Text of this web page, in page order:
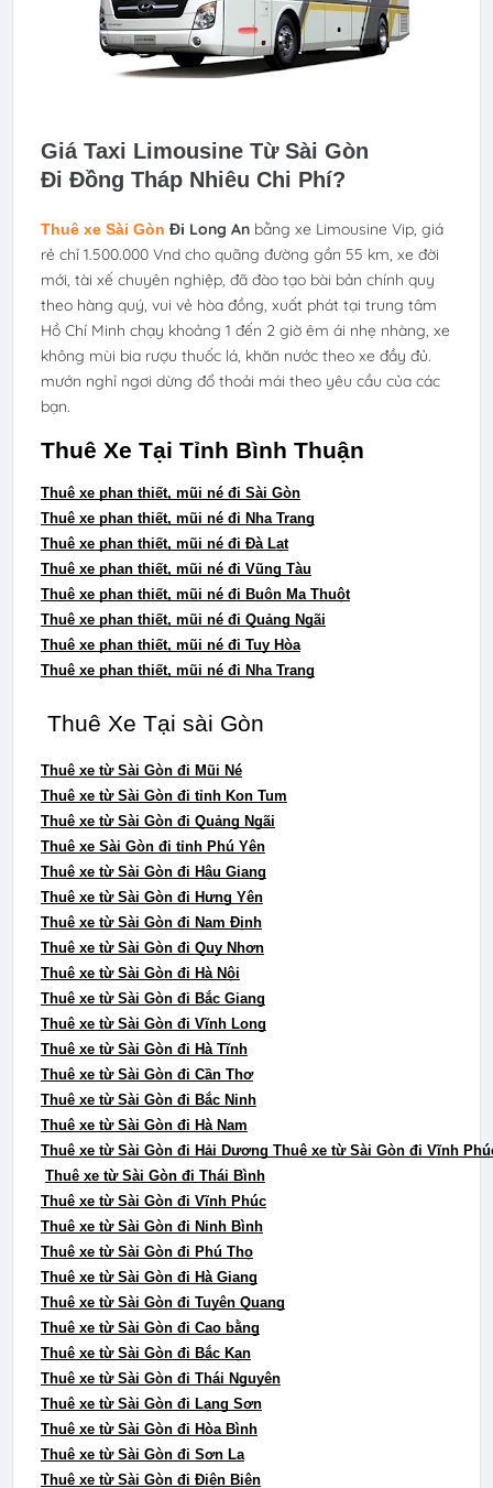
Giá Taxi Limousine Từ Sài Gòn
Đi Đồng Tháp Nhiêu Chi Phí?
Thuê xe Sài Gòn Đi Long Anbằng xe Limousine Vip, giá
rẻ chỉ 1.500.000 Vnd cho quãng đường gần 55 km, xe đời
mới, tài xế chuyên nghiệp, đã đào tạo bài bản chính quy
theo hàng quý, vui vẻ hòa đồng, xuất phát tại trung tâm
Hồ Chí Minh chạy khoảng 1 đến 2 giờ êm ái nhẹ nhàng, xe
không mùi bia rượu thuốc lá, khăn nước theo xe đầy đủ.
mướn nghỉ ngơi dừng đổ thoải mái theo yêu cầu của các
bạn.
Thuê Xe Tại Tỉnh Bình Thuận
Thuê xe phan thiết, mũi né đi Sài Gòn
Thuê xe phan thiết, mũi né đi Nha Trang
Thuê xe phan thiết, mũi né đi Đà Lạt
Thuê xe phan thiết, mũi né đi Vũng Tàu
Thuê xe phan thiết, mũi né đi Buôn Ma Thuột
Thuê xe phan thiết, mũi né đi Quảng Ngãi
Thuê xe phan thiết, mũi né đi Tuy Hòa
Thuê xe phan thiết, mũi né đi Nha Trang
Thuê Xe Tại sài Gòn
Thuê xe từ Sài Gòn đi Mũi Né
Thuê xe từ Sài Gòn đi tỉnh Kon Tum
Thuê xe từ Sài Gòn đi Quảng Ngãi
Thuê xe Sài Gòn đi tỉnh Phú Yên
Thuê xe từ Sài Gòn đi Hậu Giang
Thuê xe từ Sài Gòn đi Hưng Yên
Thuê xe từ Sài Gòn đi Nam Định
Thuê xe từ Sài Gòn đi Quy Nhơn
Thuê xe từ Sài Gòn đi Hà Nội
Thuê xe từ Sài Gòn đi Bắc Giang
Thuê xe từ Sài Gòn đi Vĩnh Long
Thuê xe từ Sài Gòn đi Hà Tĩnh
Thuê xe từ Sài Gòn đi Cần Thơ
Thuê xe từ Sài Gòn đi Bắc Ninh
Thuê xe từ Sài Gòn đi Hà Nam
Thuê xe từ Sài Gòn đi Hải Dương Thuê xe từ Sài Gòn đi Vĩnh
Thuê xe từ Sài Gòn đi Thái Bình
Thuê xe từ Sài Gòn đi Vĩnh Phúc
Thuê xe từ Sài Gòn đi Ninh Bình
Thuê xe từ Sài Gòn đi Phú Thọ
Thuê xe từ Sài Gòn đi Hà Giang
Thuê xe từ Sài Gòn đi Tuyên Quang
Thuê xe từ Sài Gòn đi Cao bằng
Thuê xe từ Sài Gòn đi Bắc Kạn
Thuê xe từ Sài Gòn đi Thái Nguyên
Thuê xe từ Sài Gòn đi Lạng Sơn
Thuê xe từ Sài Gòn đi Hòa Bình
Thuê xe từ Sài Gòn đi Sơn La
Thuê xe từ Sài Gòn đi Điện Biên